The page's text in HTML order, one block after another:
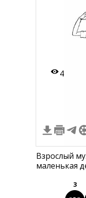
4
Взрослый
маленькая
3